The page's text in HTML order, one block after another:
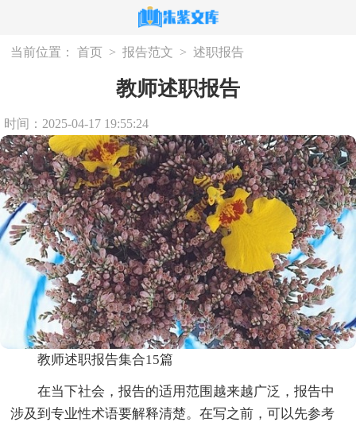
当前位置： 首页 > 报告范文 > 述职报告
教师述职报告
时间：2025-04-17 19:55:24
教师述职报告集合15篇
在当下社会，报告的适用范围越来越广泛，报告中
涉及到专业性术语要解释清楚。在写之前，可以先参考